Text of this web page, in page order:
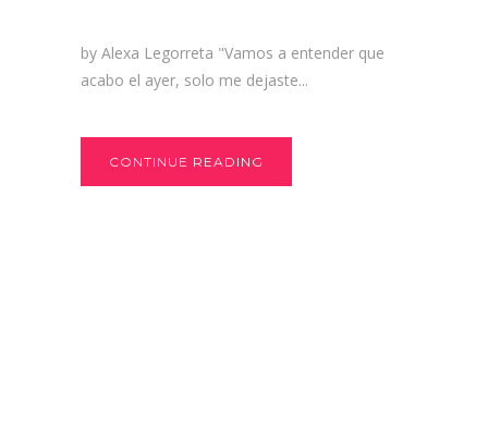
by Alexa Legorreta "Vamos a entender que
acabo el ayer, solo me dejaste...
CONTINUE READING